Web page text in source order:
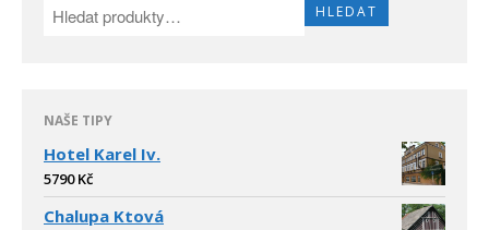
HLEDAT
NAŠE TIPY
Hotel Karel Iv.
5790Kč
Chalupa Ktová